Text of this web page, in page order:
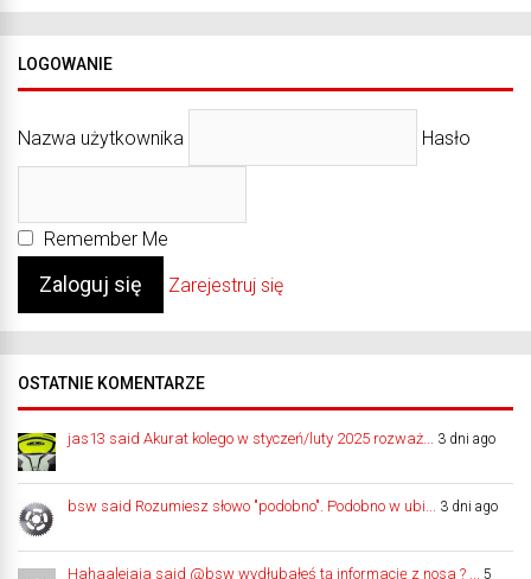
LOGOWANIE
Nazwa użytkownika Hasło
Remember Me
Zarejestruj się
OSTATNIE KOMENTARZE
jas13 said Akurat kolego w styczeń/luty 2025 rozważ... 3 dni ago
bsw said Rozumiesz słowo "podobno". Podobno w ubi... 3 dni ago
Hahaalejaja said @bsw wydłubałeś tą informację z nosa ? ...
5